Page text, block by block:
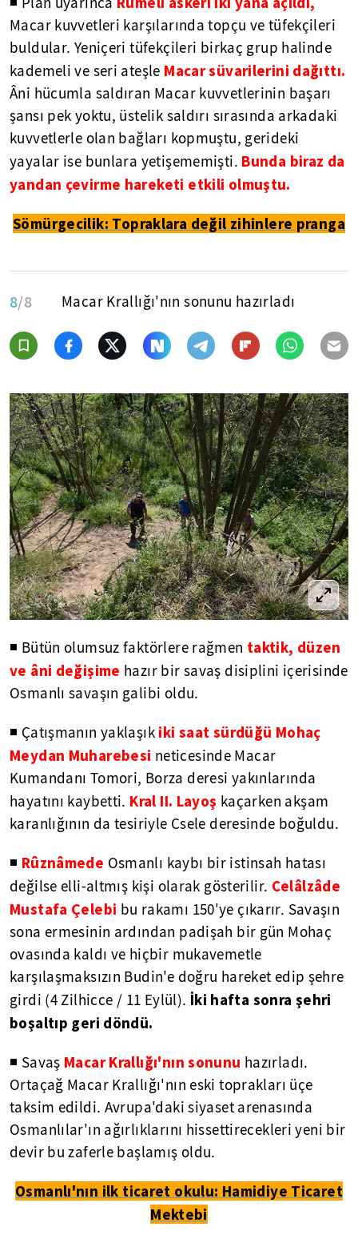
Macar kuvvetleri karşılarında topçu ve tüfekçileri
buldular. Yeniçeri tüfekçileri birkaç grup halinde
kademeli ve seri ateşle Macar süvarilerini dağıttı.
Âni hücumla saldıran Macar kuvvetlerinin başarı
şansı pek yoktu, üstelik saldırı sırasında arkadaki
kuvvetlerle olan bağları kopmuştu, gerideki
yayalar ise bunlara yetişememişti. Bunda biraz da
yandan çevirme hareketi etkili olmuştu.
Sömürgecilik: Topraklara değil zihinlere pranga
8/8 Macar Krallığı'nın sonunu hazırladı
◾ Bütün olumsuz faktörlere rağmen taktik, düzen
ve âni değişime hazır bir savaş disiplini içerisinde
Osmanlı savaşın galibi oldu.
◾ Çatışmanın yaklaşık iki saat sürdüğü Mohaç
Meydan Muharebesi neticesinde Macar
Kumandanı Tomori, Borza deresi yakınlarında
hayatını kaybetti. Kral II. Layoş kaçarken akşam
karanlığının da tesiriyle Csele deresinde boğuldu.
◾ Rûznâmede Osmanlı kaybı bir istinsah hatası
değilse elli-altmış kişi olarak gösterilir. Celâlzâde
Mustafa Çelebi bu rakamı 150'ye çıkarır. Savaşın
sona ermesinin ardından padişah bir gün Mohaç
ovasında kaldı ve hiçbir mukavemetle
karşılaşmaksızın Budin'e doğru hareket edip şehre
girdi (4 Zilhicce / 11 Eylül). İki hafta sonra şehri
boşaltıp geri döndü.
◾ Savaş Macar Krallığı'nın sonunu hazırladı.
Ortaçağ Macar Krallığı'nın eski toprakları üçe
taksim edildi. Avrupa'daki siyaset arenasında
Osmanlılar'ın ağırlıklarını hissettirecekleri yeni bir
devir bu zaferle başlamış oldu.
Osmanlı'nın ilk ticaret okulu: Hamidiye Ticaret
Mektebi